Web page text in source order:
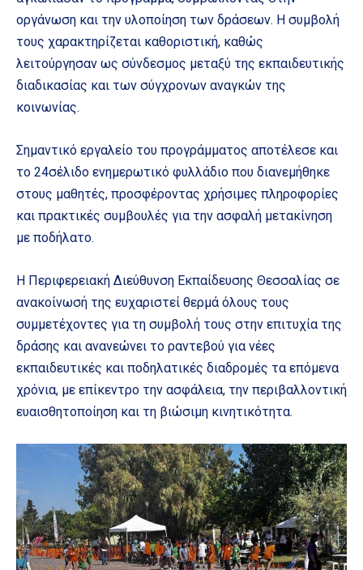
οργάνωση και την υλοποίηση των δράσεων. Η συμβολή
τους χαρακτηρίζεται καθοριστική, καθώς
λειτούργησαν ως σύνδεσμος μεταξύ της εκπαιδευτικής
διαδικασίας και των σύγχρονων αναγκών της
κοινωνίας.
Σημαντικό εργαλείο του προγράμματος αποτέλεσε και
το 24σέλιδο ενημερωτικό φυλλάδιο που διανεμήθηκε
στους μαθητές, προσφέροντας χρήσιμες πληροφορίες
και πρακτικές συμβουλές για την ασφαλή μετακίνηση
με ποδήλατο.
Η Περιφερειακή Διεύθυνση Εκπαίδευσης Θεσσαλίας σε
ανακοίνωσή της ευχαριστεί θερμά όλους τους
συμμετέχοντες για τη συμβολή τους στην επιτυχία της
δράσης και ανανεώνει το ραντεβού για νέες
εκπαιδευτικές και ποδηλατικές διαδρομές τα επόμενα
χρόνια, με επίκεντρο την ασφάλεια, την περιβαλλοντική
ευαισθητοποίηση και τη βιώσιμη κινητικότητα.